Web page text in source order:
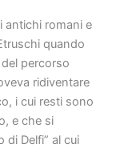
antichi romani e
quando
percorso
ridiventare
i cui resti sono
e che si
di Delfi” al cui